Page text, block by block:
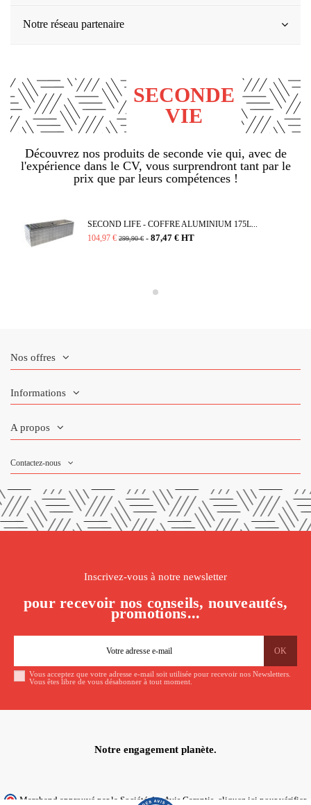
Notre réseau partenaire
SECONDE
VIE
Découvrez nos produits de seconde vie qui, avec de
l'expérience dans le CV, vous surprendront tant par le
prix que par leurs compétences !
SECOND LIFE - COFFRE ALUMINIUM 175L...
104,97 € 299,90 € - 87,47 € HT
Nos offres
Informations
A propos
Contactez-nous
Inscrivez-vous à notre newsletter
pour recevoir nos conseils, nouveautés,
promotions...
Vous acceptez que votre adresse e-mail soit utilisée pour recevoir nos Newsletters.
Vous êtes libre de vous désabonner à tout moment.
Notre engagement planète.
Marchand approuvé par la Société des Avis Garantis, cliquez ici pour vérifier.